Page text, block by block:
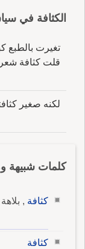
الكثافة في
تغيرت بالطبع
قلت كثافة
لكنه صغير
كلمات شبيهة
كثافة , بلاهة
كثافة